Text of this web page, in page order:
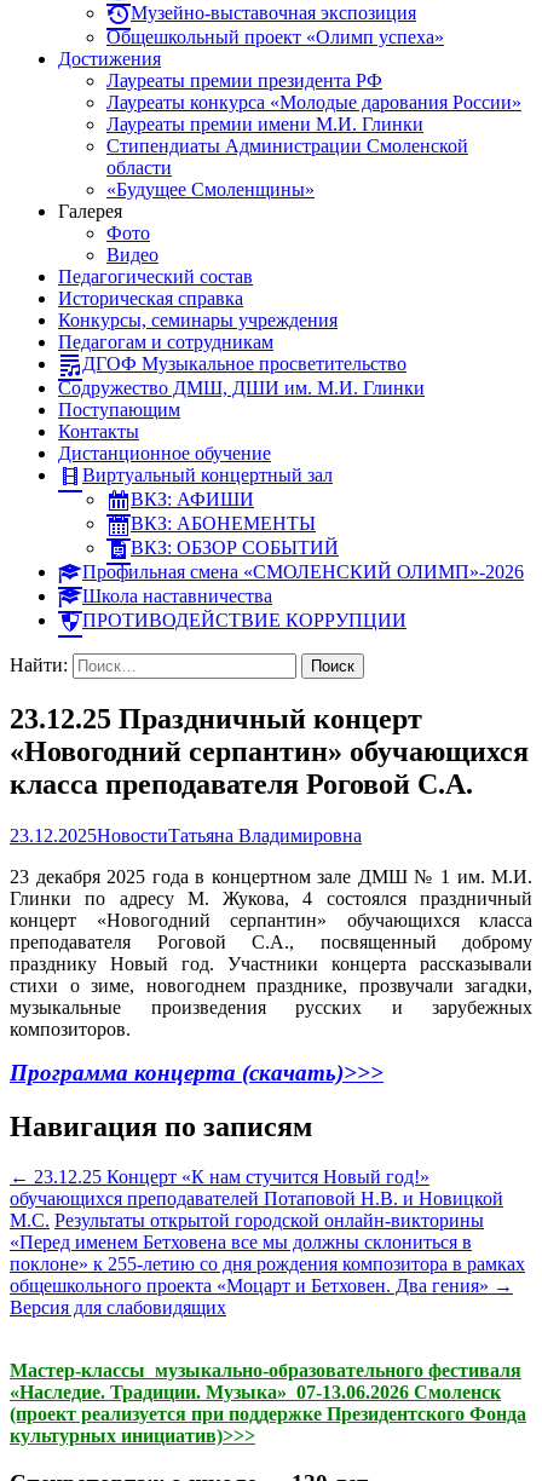
Музейно-выставочная экспозиция
Общешкольный проект «Олимп успеха»
Достижения
Лауреаты премии президента РФ
Лауреаты конкурса «Молодые дарования России»
Лауреаты премии имени М.И. Глинки
Стипендиаты Администрации Смоленской
области
«Будущее Смоленщины»
Галерея
Фото
Видео
Педагогический состав
Историческая справка
Конкурсы, семинары учреждения
Педагогам и сотрудникам
ДГОФ Музыкальное просветительство
Содружество ДМШ, ДШИ им. М.И. Глинки
Поступающим
Контакты
Дистанционное обучение
Виртуальный концертный зал
ВКЗ: АФИШИ
ВКЗ: АБОНЕМЕНТЫ
ВКЗ: ОБЗОР СОБЫТИЙ
Профильная смена «СМОЛЕНСКИЙ ОЛИМП»-2026
Школа наставничества
ПРОТИВОДЕЙСТВИЕ КОРРУПЦИИ
Найти:
23.12.25 Праздничный концерт
«Новогодний серпантин» обучающихся
класса преподавателя Роговой С.А.
23.12.2025НовостиТатьяна Владимировна
23 декабря 2025 года в концертном зале ДМШ № 1 им. М.И.
Глинки по адресу М. Жукова, 4 состоялся праздничный
концерт «Новогодний серпантин» обучающихся класса
преподавателя Роговой С.А., посвященный доброму
празднику Новый год. Участники концерта рассказывали
стихи о зиме, новогоднем празднике, прозвучали загадки,
музыкальные произведения русских и зарубежных
композиторов.
Программа концерта (скачать)>>>
Навигация по записям
← 23.12.25 Концерт «К нам стучится Новый год!»
обучающихся преподавателей Потаповой Н.В. и Новицкой
М.С. Результаты открытой городской онлайн-викторины
«Перед именем Бетховена все мы должны склониться в
поклоне» к 255-летию со дня рождения композитора в рамках
общешкольного проекта «Моцарт и Бетховен. Два гения» →
Версия для слабовидящих
Мастер-классы музыкально-образовательного фестиваля
«Наследие. Традиции. Музыка» 07-13.06.2026 Смоленск
(проект реализуется при поддержке Президентского Фонда
культурных инициатив)>>>